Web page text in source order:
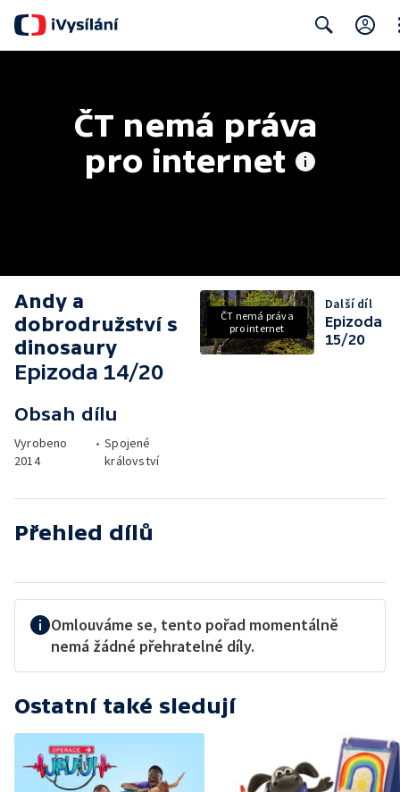
ČT nemá práva
pro internet
Andy a
dobrodružství s
dinosaury
Epizoda 14/20
Obsah dílu
Vyrobeno
2014
• Spojené
království
ČT nemá práva
pro internet
Další díl
Epizoda
15/20
Přehled dílů
Omlouváme se, tento pořad momentálně
nemá žádné přehratelné díly.
Ostatní také sledují